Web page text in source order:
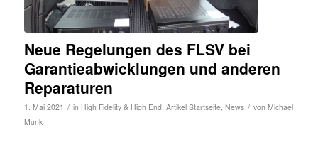
Neue Regelungen des FLSV bei
Garantieabwicklungen und anderen
Reparaturen
1. Mai 2021 / in High Fidelity & High End, Artikel Startseite, News / von Michael
Munk